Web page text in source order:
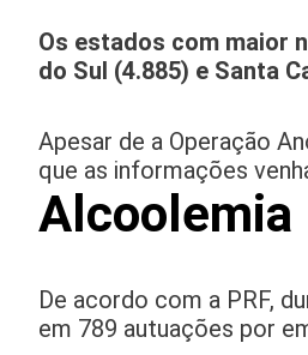
Os estados com maior
do Sul (4.885) e Santa
Apesar de a Operação
que as informações
Alcoolemia
De acordo com a PRF,
em 789 autuações por